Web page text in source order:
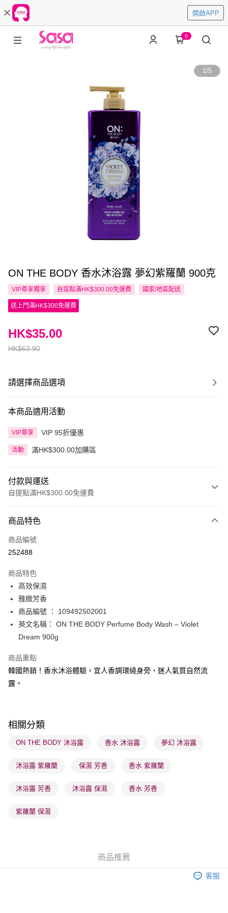
開啟APP
0
1/5
ON THE BODY 香水沐浴露 夢幻紫羅蘭 900克
VIP尊享獨享 自提點滿HK$300.00免運費 國家/地區配送
送上門滿HK$300免運費
HK$63.90
HK$35.00
請選擇商品選項
本商品適用活動
VIP尊享 VIP 95折優惠
活動 滿HK$300.00加購區
付款與運送
自提點滿HK$300.00免運費
信用卡
Apple Pay
PayMe
WeChat Pay
BoC Pay
順豐自助櫃 - 確認發貨後1-3個工作天送達
每筆HK$65.00，滿HK$300.00或以上免運費
確認發貨後1-3 工作天送達，訂單將隨機分配至SF順豐速運或京東
物流公司進行物流配送
取。逾期會取消訂單，並不會安排重寄
商品特色
商品編號
252488
商品特色
高效保濕
雅緻芳香
商品編號 ： 109492502001
英文名稱： ON THE BODY Perfume Body Wash – Violet
Dream 900g
商品重點
韓國熱銷！香水沐浴體驗，宜人香調環繞身旁，迷人氣質自然流
露。
相關分類
ON THE BODY 沐浴露 香水 沐浴露 夢幻 沐浴露
沐浴露 紫羅蘭 保濕 芳香 香水 紫羅蘭
沐浴露 芳香 沐浴露 保濕 香水 芳香
紫羅蘭 保濕
商品推薦
客服